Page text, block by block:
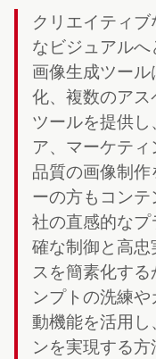
クリエイティ
なビジュアル
画像生成ツー
化、複数のア
ツールを提供
ア、マーケテ
品質の画像制
ーの方もコン
社の直感的な
確な制御と高
スを簡素化す
ンプトの洗練
動機能を活用し
ンを実現する